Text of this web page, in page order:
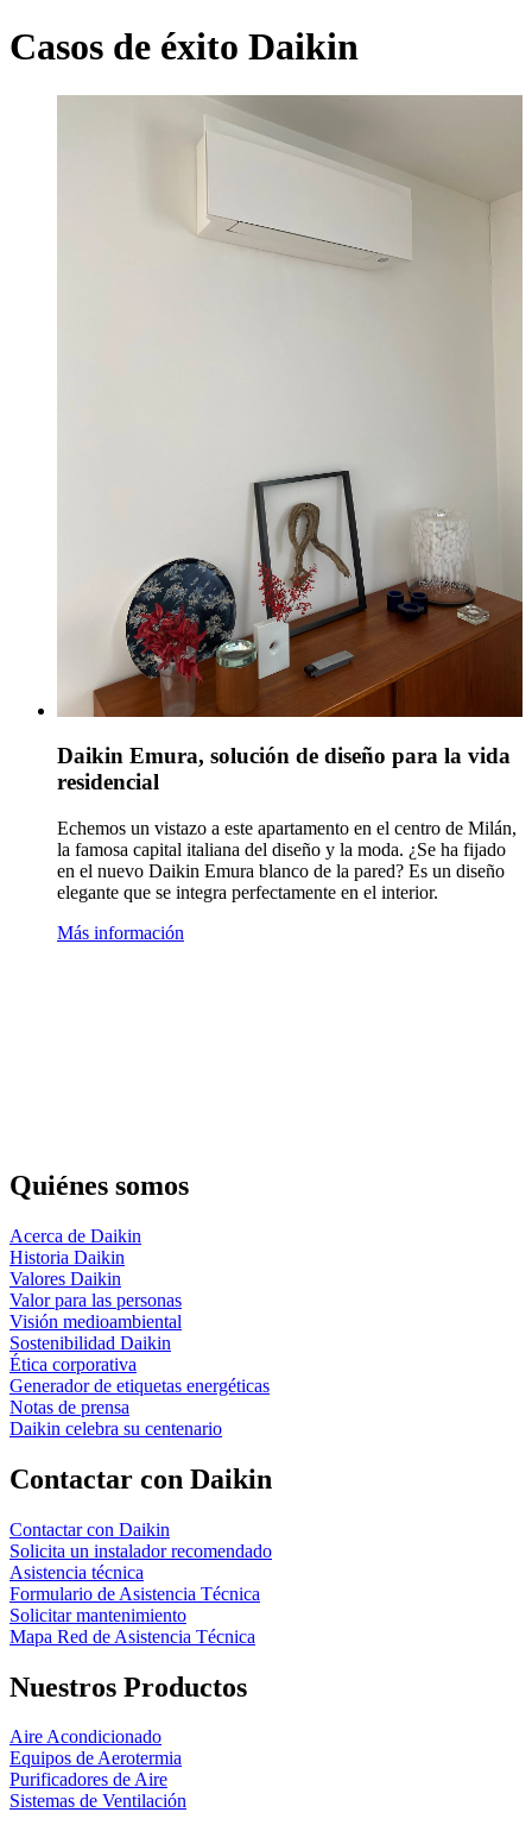
Casos de éxito Daikin
Daikin Emura, solución de diseño para la vida
residencial
Echemos un vistazo a este apartamento en el centro de Milán,
la famosa capital italiana del diseño y la moda. ¿Se ha fijado
en el nuevo Daikin Emura blanco de la pared? Es un diseño
elegante que se integra perfectamente en el interior.
Más información
Quiénes somos
Acerca de Daikin
Historia Daikin
Valores Daikin
Valor para las personas
Visión medioambiental
Sostenibilidad Daikin
Ética corporativa
Generador de etiquetas energéticas
Notas de prensa
Daikin celebra su centenario
Contactar con Daikin
Contactar con Daikin
Solicita un instalador recomendado
Asistencia técnica
Formulario de Asistencia Técnica
Solicitar mantenimiento
Mapa Red de Asistencia Técnica
Nuestros Productos
Aire Acondicionado
Equipos de Aerotermia
Purificadores de Aire
Sistemas de Ventilación